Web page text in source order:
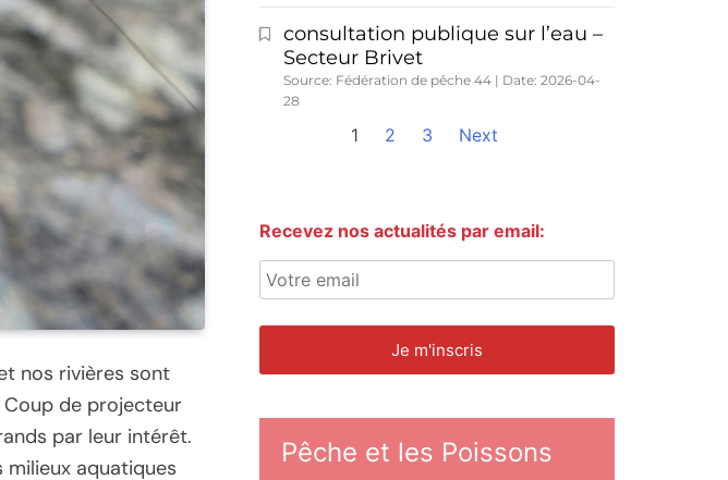
nos rivières sont
de projecteur
par leur intérêt.
aquatiques
consultation publique sur l’eau –
Secteur Brivet
Source: Fédération de pêche 44
Date: 2026-04-
28
1 2 3 Next
Recevez nos actualités par email:
Pêche et les Poissons